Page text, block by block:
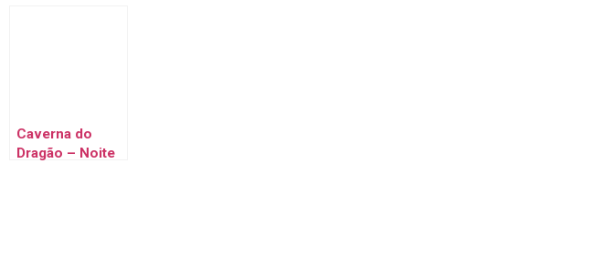
Caverna do
Dragão – Noite